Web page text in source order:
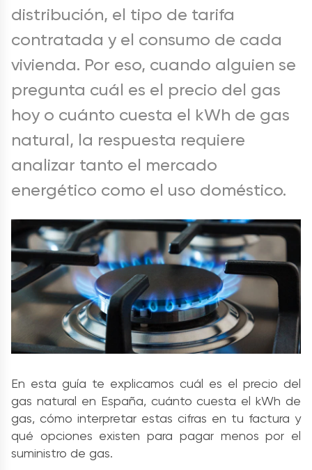
distribución, el tipo de tarifa
contratada y el consumo de cada
vivienda. Por eso, cuando alguien se
pregunta cuál es el precio del gas
hoy o cuánto cuesta el kWh de gas
natural, la respuesta requiere
analizar tanto el mercado
energético como el uso doméstico.
En esta guía te explicamos cuál es el precio del
gas natural en España, cuánto cuesta el kWh de
gas, cómo interpretar estas cifras en tu factura y
qué opciones existen para pagar menos por el
suministro de gas.